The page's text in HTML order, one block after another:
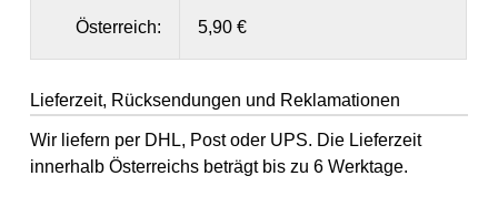
Österreich: 5,90 €
Lieferzeit, Rücksendungen und Reklamationen
Wir liefern per DHL, Post oder UPS. Die Lieferzeit
innerhalb Österreichs beträgt bis zu 6 Werktage.